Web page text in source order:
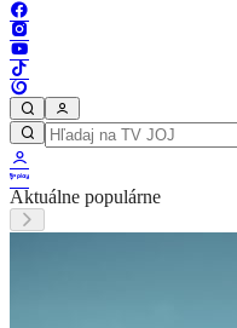
Aktuálne populárne